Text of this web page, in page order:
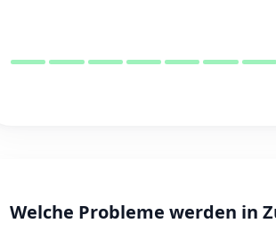
Welche Probleme werden in